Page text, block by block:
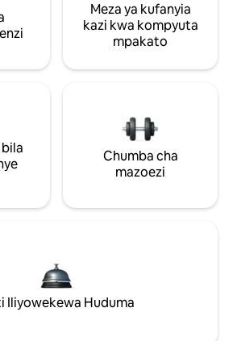
Meza ya kufanyia
kazi kwa kompyuta
mpakato
Chumba cha
mazoezi
Iliyowekewa Huduma